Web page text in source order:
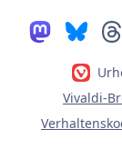
Vivaldi-